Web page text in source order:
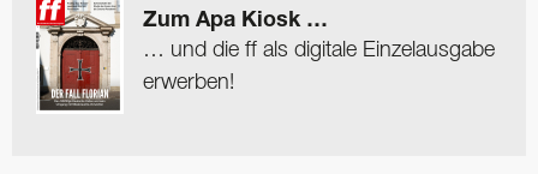
Zum Apa Kiosk …
… und die ff als digitale Einzelausgabe
erwerben!